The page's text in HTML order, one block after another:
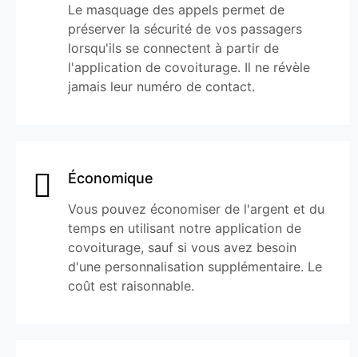
Le masquage des appels permet de
préserver la sécurité de vos passagers
lorsqu'ils se connectent à partir de
l'application de covoiturage. Il ne révèle
jamais leur numéro de contact.
Économique
Vous pouvez économiser de l'argent et du
temps en utilisant notre application de
covoiturage, sauf si vous avez besoin
d'une personnalisation supplémentaire. Le
coût est raisonnable.